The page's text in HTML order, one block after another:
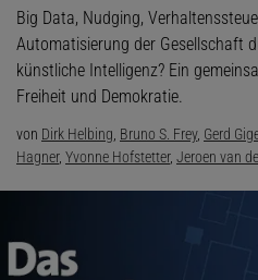
Big Data, Nudging,
Automatisierung der Gesellschaft
künstliche Intelligenz? Ein
Freiheit und Demokratie.
von Dirk Helbing Bruno S. Frey, Gerd
Hagner, Yvonne Hofstetter, Jeroen van